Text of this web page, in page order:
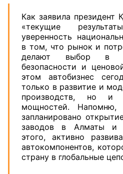
Как заявила
«текущие
уверенность
в том, что рынок и
делают выбор в
безопасности и
этом автобизнес
только в развитие и
производств, но и
мощностей.
запланировано
заводов в Алматы и
этого, активно
автокомпонентов,
страну в глобальные